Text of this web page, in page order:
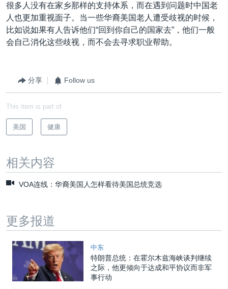
很多人没有在家乡那样的支持体系，而在遇到问题时中国老
人也更加重视面子。当一些华裔美国老人遭受歧视的时候，
比如说如果有人告诉他们“回到你自己的国家去”，他们一般
会自己消化这些歧视，而不会去寻求职业帮助。
分享 Follow us
This item is part of
美国 健康
相关内容
VOA连线：华裔美国人怎样看待美国总统竞选
更多报道
中东
特朗普总统：在霍尔木兹海峡谈判继续
之际，他更倾向于达成和平协议而非军
事行动